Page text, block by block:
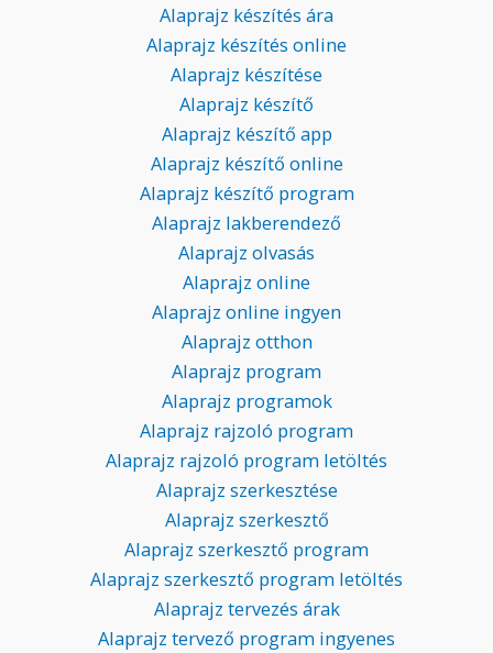
Alaprajz készítés ára
Alaprajz készítés online
Alaprajz készítése
Alaprajz készítő
Alaprajz készítő app
Alaprajz készítő online
Alaprajz készítő program
Alaprajz lakberendező
Alaprajz olvasás
Alaprajz online
Alaprajz online ingyen
Alaprajz otthon
Alaprajz program
Alaprajz programok
Alaprajz rajzoló program
Alaprajz rajzoló program letöltés
Alaprajz szerkesztése
Alaprajz szerkesztő
Alaprajz szerkesztő program
Alaprajz szerkesztő program letöltés
Alaprajz tervezés árak
Alaprajz tervező program ingyenes